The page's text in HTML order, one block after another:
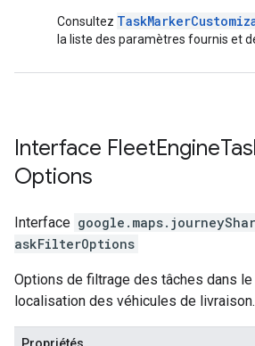
Consultez
la liste des paramètres fournis et
Interface FleetEngine
Options
Interface
askFilterOptions
Options de filtrage des tâches dans
localisation des véhicules de livraison.